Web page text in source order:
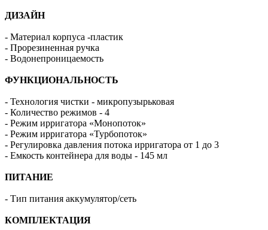
ДИЗАЙН
- Материал корпуса -пластик
- Прорезиненная ручка
- Водонепроницаемость
ФУНКЦИОНАЛЬНОСТЬ
- Технология чистки - микропузырьковая
- Количество режимов - 4
- Режим ирригатора «Монопоток»
- Режим ирригатора «Турбопоток»
- Регулировка давления потока ирригатора от 1 до 3
- Емкость контейнера для воды - 145 мл
ПИТАНИЕ
- Тип питания аккумулятор/сеть
КОМПЛЕКТАЦИЯ